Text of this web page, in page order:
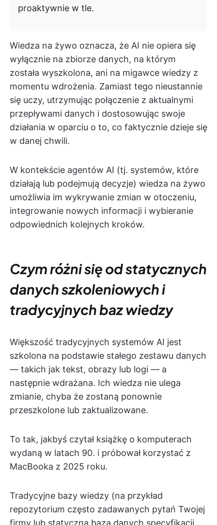
proaktywnie w tle.
Wiedza na żywo oznacza, że AI nie opiera się
wyłącznie na zbiorze danych, na którym
została wyszkolona, ani na migawce wiedzy z
momentu wdrożenia. Zamiast tego nieustannie
się uczy, utrzymując połączenie z aktualnymi
przepływami danych i dostosowując swoje
działania w oparciu o to, co faktycznie dzieje się
w danej chwili.
W kontekście agentów AI (tj. systemów, które
działają lub podejmują decyzje) wiedza na żywo
umożliwia im wykrywanie zmian w otoczeniu,
integrowanie nowych informacji i wybieranie
odpowiednich kolejnych kroków.
Czym różni się od statycznych
danych szkoleniowych i
tradycyjnych baz wiedzy
Większość tradycyjnych systemów AI jest
szkolona na podstawie stałego zestawu danych
— takich jak tekst, obrazy lub logi — a
następnie wdrażana. Ich wiedza nie ulega
zmianie, chyba że zostaną ponownie
przeszkolone lub zaktualizowane.
To tak, jakbyś czytał książkę o komputerach
wydaną w latach 90. i próbował korzystać z
MacBooka z 2025 roku.
Tradycyjne bazy wiedzy (na przykład
repozytorium często zadawanych pytań Twojej
firmy lub statyczna baza danych specyfikacji